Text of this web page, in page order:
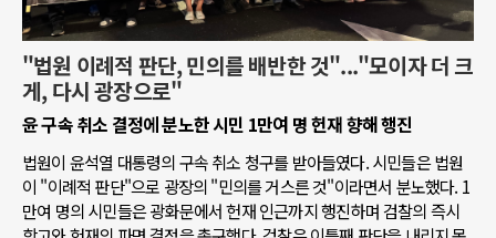
"법원 이례적 판단, 민의를 배반한 것"..."모이자 더 크
게, 다시 광장으로"
윤 구속 취소 결정에 분노한 시민 1만여 명 헌재 향해 행진
법원이 윤석열 대통령의 구속 취소 청구를 받아들였다. 시민들은 법원
이 "이례적 판단"으로 광장의 "민의를 거스른 것"이라면서 분노했다. 1
만여 명의 시민들은 광화문에서 헌재 인근까지 행진하며 검찰의 즉시